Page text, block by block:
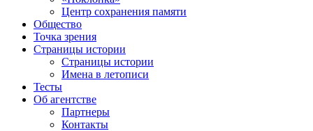
Центр сохранения памяти
Общество
Точка зрения
Страницы истории
Страницы истории
Имена в летописи
Тесты
Об агентстве
Партнеры
Контакты